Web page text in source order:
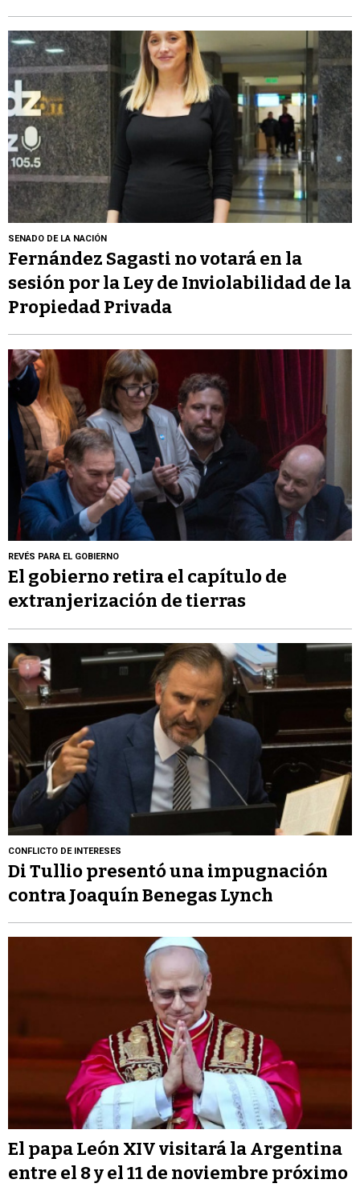
SENADO DE LA NACIÓN
Fernández Sagasti no votará en la
sesión por la Ley de Inviolabilidad de la
Propiedad Privada
REVÉS PARA EL GOBIERNO
El gobierno retira el capítulo de
extranjerización de tierras
CONFLICTO DE INTERESES
Di Tullio presentó una impugnación
contra Joaquín Benegas Lynch
El papa León XIV visitará la Argentina
entre el 8 y el 11 de noviembre próximo